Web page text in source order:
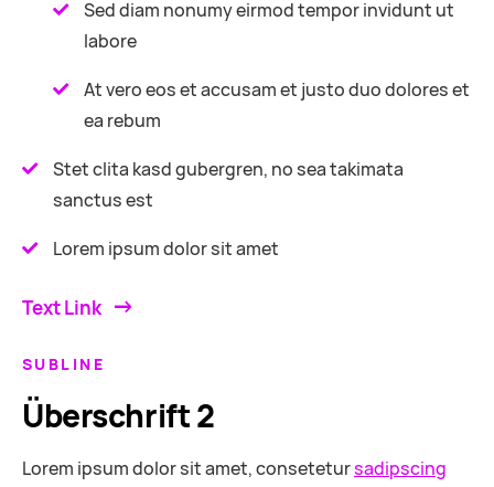
Sed diam nonumy eirmod tempor invidunt ut
labore
At vero eos et accusam et justo duo dolores et
ea rebum
Stet clita kasd gubergren, no sea takimata
sanctus est
Lorem ipsum dolor sit amet
Text Link
SUBLINE
Überschrift 2
Lorem ipsum dolor sit amet, consetetursadipscing